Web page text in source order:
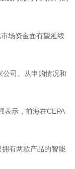
场资金面有望延续
司。从申购情况和
表示，前海在CEPA
有两款产品的智能